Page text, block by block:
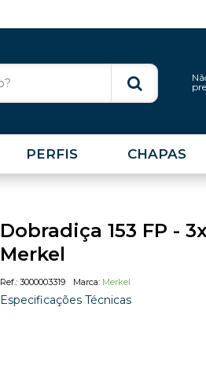
PERFIS CHAPAS
Dobradiça 153 FP -
Merkel
3000003319 Merkel
Especificações Técnicas